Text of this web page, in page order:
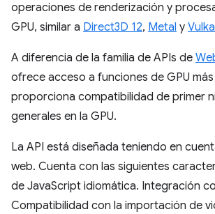
operaciones de renderización y
GPU, similar a Direct3D 12, Metal y
A diferencia de la familia de APIs de
ofrece acceso a funciones de GPU
proporciona compatibilidad de primer
generales en la GPU.
La API está diseñada teniendo en
web. Cuenta con las siguientes
de JavaScript idiomática. Integración
Compatibilidad con la importación de